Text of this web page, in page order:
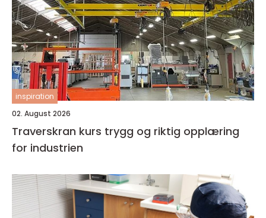
inspiration
02. August 2026
Traverskran kurs trygg og riktig opplæring
for industrien